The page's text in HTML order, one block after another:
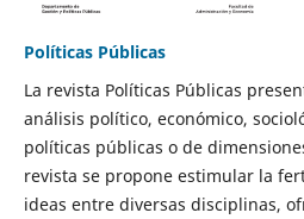
Políticas Públicas
La revista Políticas Públicas
análisis político, económico,
políticas públicas o de
revista se propone estimular la
ideas entre diversas disciplinas,